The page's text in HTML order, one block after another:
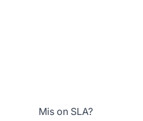
Mis on SLA?